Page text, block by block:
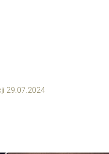
29.07.2024